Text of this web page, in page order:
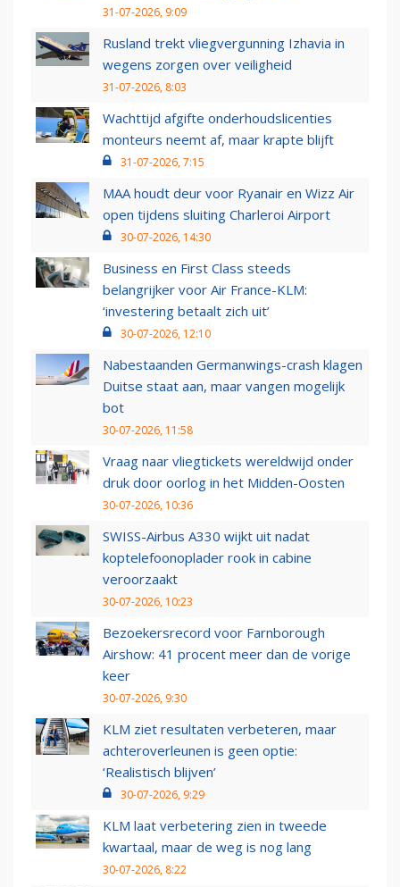
31-07-2026, 9:09
Rusland trekt vliegvergunning Izhavia in
wegens zorgen over veiligheid
31-07-2026, 8:03
Wachttijd afgifte onderhoudslicenties
monteurs neemt af, maar krapte blijft
31-07-2026, 7:15
MAA houdt deur voor Ryanair en Wizz Air
open tijdens sluiting Charleroi Airport
30-07-2026, 14:30
Business en First Class steeds
belangrijker voor Air France-KLM:
‘investering betaalt zich uit’
30-07-2026, 12:10
Nabestaanden Germanwings-crash klagen
Duitse staat aan, maar vangen mogelijk
bot
30-07-2026, 11:58
Vraag naar vliegtickets wereldwijd onder
druk door oorlog in het Midden-Oosten
30-07-2026, 10:36
SWISS-Airbus A330 wijkt uit nadat
koptelefoonoplader rook in cabine
veroorzaakt
30-07-2026, 10:23
Bezoekersrecord voor Farnborough
Airshow: 41 procent meer dan de vorige
keer
30-07-2026, 9:30
KLM ziet resultaten verbeteren, maar
achteroverleunen is geen optie:
‘Realistisch blijven’
30-07-2026, 9:29
KLM laat verbetering zien in tweede
kwartaal, maar de weg is nog lang
30-07-2026, 8:22